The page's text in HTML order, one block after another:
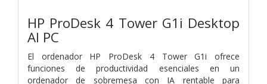
HP ProDesk 4 Tower G1i Desktop
AI PC
El ordenador HP ProDesk 4 Tower G1i ofrece
funciones de productividad esenciales en un
ordenador de sobremesa con IA rentable para